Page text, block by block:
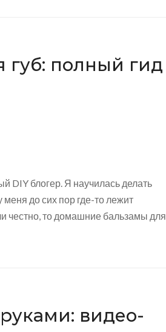
губ: полный гид
DIY блогер. Я научилась делать
меня до сих пор где-то лежит
честно, то домашние бальзамы для
видео-